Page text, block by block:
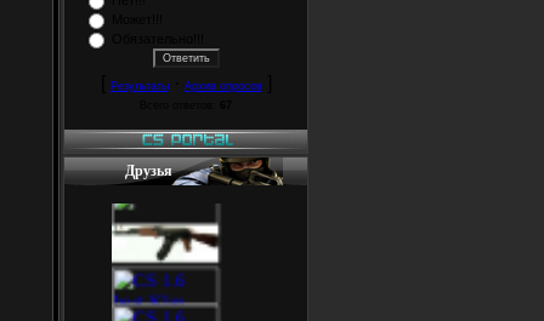
Результаты· Архив опросов]
Друзья